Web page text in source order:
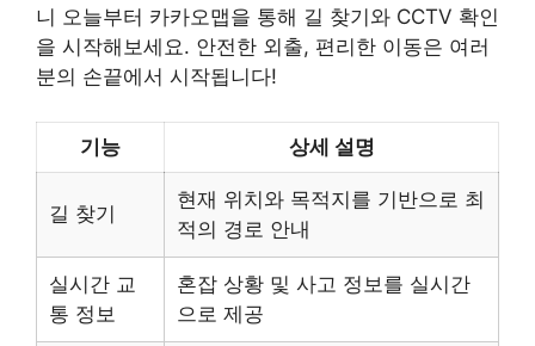
니 오늘부터 카카오맵을 통해 길 찾기와 CCTV 확인
을 시작해보세요. 안전한 외출, 편리한 이동은 여러
분의 손끝에서 시작됩니다!
기능 상세 설명
길 찾기
현재 위치와 목적지를 기반으로 최
적의 경로 안내
실시간 교
통 정보
혼잡 상황 및 사고 정보를 실시간
으로 제공